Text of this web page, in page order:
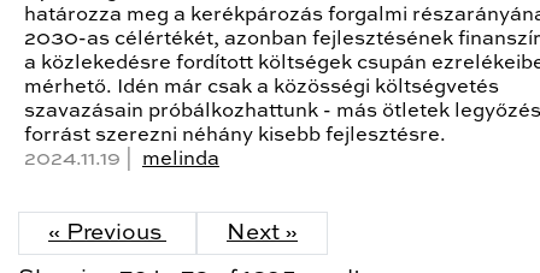
határozza meg a kerékpározás forgalmi
2030-as célértékét, azonban fejlesztésének
a közlekedésre fordított költségek csupán
mérhető. Idén már csak a közösségi költségvetés
szavazásain próbálkozhattunk - más ötletek
forrást szerezni néhány kisebb fejlesztésre.
2024.11.19 | melinda
« Previous Next »